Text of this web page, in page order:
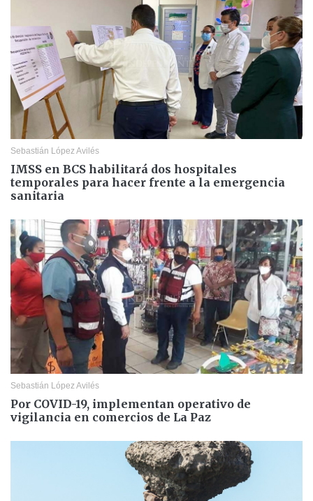
Sebastián López Avilés
IMSS en BCS habilitará dos hospitales
temporales para hacer frente a la emergencia
sanitaria
Sebastián López Avilés
Por COVID-19, implementan operativo de
vigilancia en comercios de La Paz